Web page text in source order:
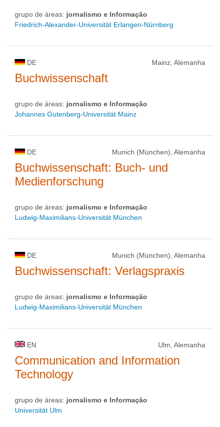
grupo de áreas: jornalismo e Informação
Friedrich-Alexander-Universität Erlangen-Nürnberg
DE Mainz, Alemanha
Buchwissenschaft
grupo de áreas: jornalismo e Informação
Johannes Gutenberg-Universität Mainz
DE Munich (München), Alemanha
Buchwissenschaft: Buch- und
Medienforschung
grupo de áreas: jornalismo e Informação
Ludwig-Maximilians-Universität München
DE Munich (München), Alemanha
Buchwissenschaft: Verlagspraxis
grupo de áreas: jornalismo e Informação
Ludwig-Maximilians-Universität München
EN Ulm, Alemanha
Communication and Information
Technology
grupo de áreas: jornalismo e Informação
Universität Ulm